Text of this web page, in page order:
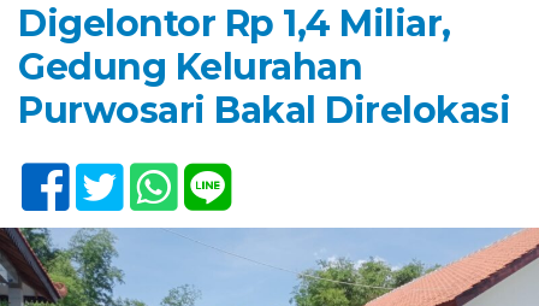
Digelontor Rp 1,4 Miliar,
Gedung Kelurahan
Purwosari Bakal Direlokasi